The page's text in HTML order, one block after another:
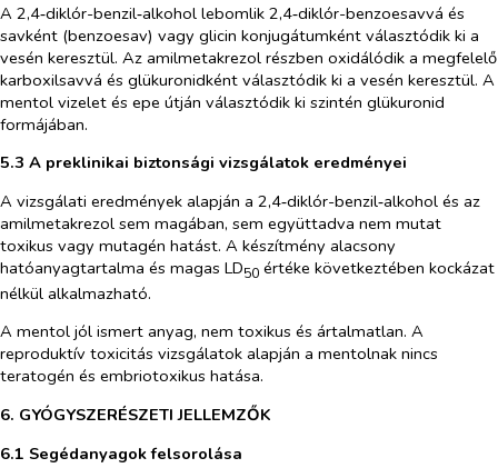
A 2,4‑diklór-benzil‑alkohol lebomlik 2,4‑diklór-benzoesavvá és
savként (benzoesav) vagy glicin konjugátumként választódik ki a
vesén keresztül. Az amilmetakrezol részben oxidálódik a megfelelő
karboxilsavvá és glükuronidként választódik ki a vesén keresztül. A
mentol vizelet és epe útján választódik ki szintén glükuronid
formájában.
5.3 A preklinikai biztonsági vizsgálatok eredményei
A vizsgálati eredmények alapján a 2,4‑diklór-benzil‑alkohol és az
amilmetakrezol sem magában, sem együttadva nem mutat
toxikus vagy mutagén hatást. A készítmény alacsony
hatóanyagtartalma és magas LD50 értéke következtében kockázat
nélkül alkalmazható.
A mentol jól ismert anyag, nem toxikus és ártalmatlan. A
reproduktív toxicitás vizsgálatok alapján a mentolnak nincs
teratogén és embriotoxikus hatása.
6. GYÓGYSZERÉSZETI JELLEMZŐK
6.1 Segédanyagok felsorolása